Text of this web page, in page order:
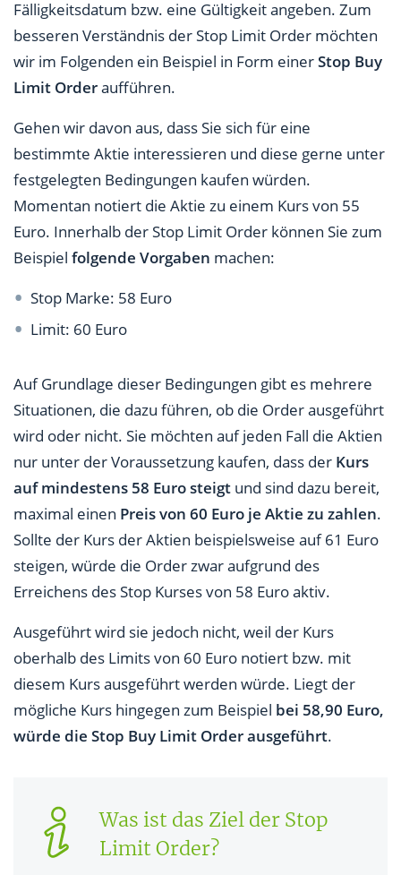
Fälligkeitsdatum bzw. eine Gültigkeit angeben. Zum
besseren Verständnis der Stop Limit Order möchten
wir im Folgenden ein Beispiel in Form einerStop Buy
Limit Orderaufführen.
Gehen wir davon aus, dass Sie sich für eine
bestimmte Aktie interessieren und diese gerne unter
festgelegten Bedingungen kaufen würden.
Momentan notiert die Aktie zu einem Kurs von 55
Euro. Innerhalb der Stop Limit Order können Sie zum
Beispiel folgende Vorgaben machen:
Stop Marke: 58 Euro
Limit: 60 Euro
Auf Grundlage dieser Bedingungen gibt es mehrere
Situationen, die dazu führen, ob die Order ausgeführt
wird oder nicht. Sie möchten auf jeden Fall die Aktien
nur unter der Voraussetzung kaufen, dass der Kurs
auf mindestens 58 Euro steigt und sind dazu bereit,
maximal einen Preis von 60 Euro je Aktie zu zahlen.
Sollte der Kurs der Aktien beispielsweise auf 61 Euro
steigen, würde die Order zwar aufgrund des
Erreichens des Stop Kurses von 58 Euro aktiv.
Ausgeführt wird sie jedoch nicht, weil der Kurs
oberhalb des Limits von 60 Euro notiert bzw. mit
diesem Kurs ausgeführt werden würde. Liegt der
mögliche Kurs hingegen zum Beispiel bei 58,90 Euro,
würde die Stop Buy Limit Order ausgeführt.
Was ist das Ziel der Stop
Limit Order?